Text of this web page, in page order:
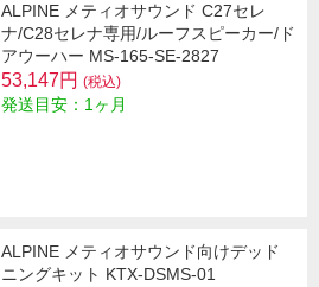
ALPINE メティオサウンド C27セレ
ナ/C28セレナ専用/ルーフスピーカー/ド
アウーハー MS-165-SE-2827
53,147円 (税込)
発送目安：1ヶ月
ALPINE メティオサウンド向けデッド
ニングキット KTX-DSMS-01